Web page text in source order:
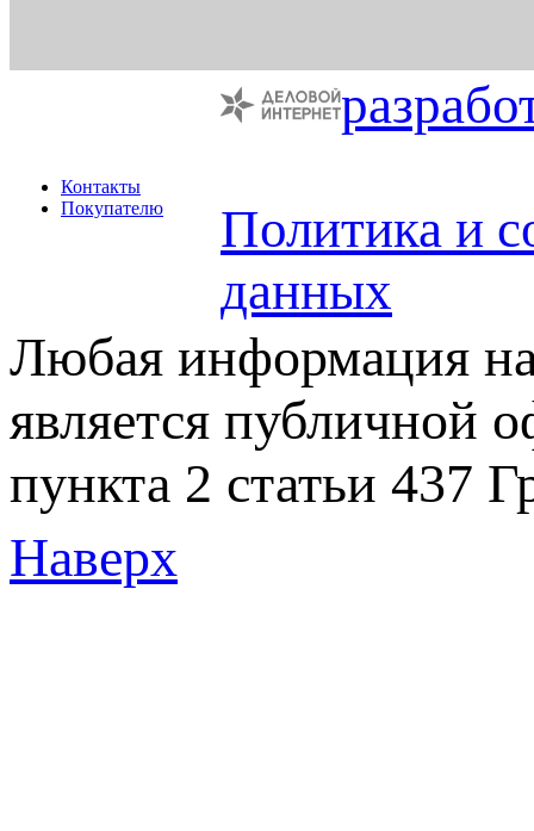
Контакты
Покупателю
Политика и
данных
Любая информация на
является публичной
пункта 2 статьи 437
Наверх